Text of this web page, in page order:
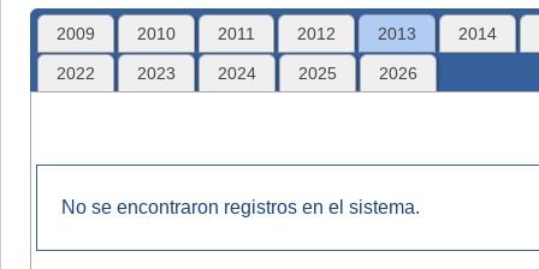
2009 2010 2011 2012 2013 2014
2022 2023 2024 2025 2026
No se encontraron registros en el sistema.